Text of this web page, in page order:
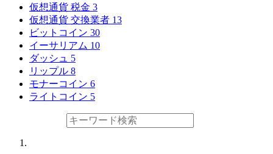
仮想通貨 税金 3
仮想通貨 交換業者 13
ビットコイン 30
イーサリアム 10
ダッシュ 5
リップル 8
モナーコイン 6
ライトコイン 5